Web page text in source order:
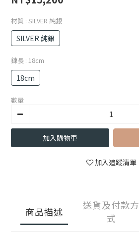
材質 : SILVER 純銀
SILVER 純銀
鍊長 : 18cm
18cm
數量
加入購物車
加入追蹤清單
商品描述
送貨及付款方
式